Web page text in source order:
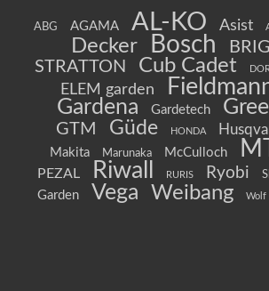
ABG AGAMA AL-KO Asist
Decker
Bosch
STRATTON
Cub Cadet
ELEM garden
Gardena Gardetech
GTM Güde HONDA
Makita Marunaka McCulloch
PEZAL Riwall RURIS Ryobi
Garden
Vega Weibang Wolf